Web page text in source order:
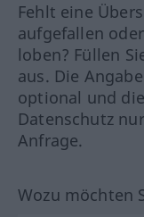
Fehlt eine
aufgefallen
loben? Füllen
aus. Die
optional und
Datenschutz
Anfrage.
Wozu möchten